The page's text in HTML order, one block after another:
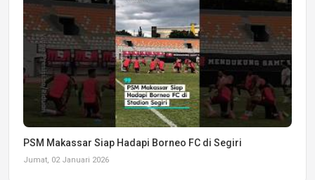
PSM Makassar Siap Hadapi Borneo FC di Segiri
Jumat, 02 Januari 2026